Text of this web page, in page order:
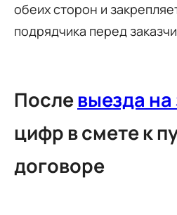
обеих сторон и
подрядчика перед
Послевыезда
цифр в смете к
договоре